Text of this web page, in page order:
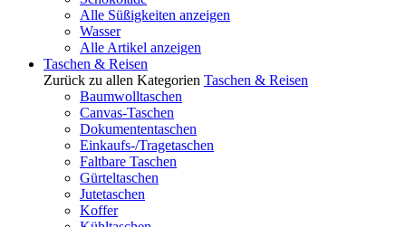
Alle Süßigkeiten anzeigen
Wasser
Alle Artikel anzeigen
Taschen & Reisen
Zurück zu allen Kategorien Taschen & Reisen
Baumwolltaschen
Canvas-Taschen
Dokumententaschen
Einkaufs-/Tragetaschen
Faltbare Taschen
Gürteltaschen
Jutetaschen
Koffer